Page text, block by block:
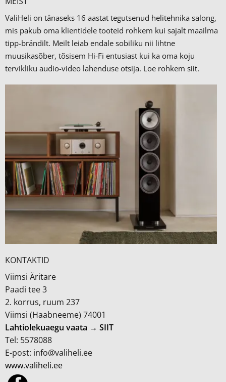
ValiHeli on tänaseks 16 aastat tegutsenud helitehnika salong,
mis pakub oma klientidele tooteid rohkem kui sajalt maailma
tipp-brändilt. Meilt leiab endale sobiliku nii lihtne
muusikasõber, tõsisem Hi-Fi entusiast kui ka oma koju
tervikliku audio-video lahenduse otsija. Loe rohkem siit.
KONTAKTID
Viimsi Äritare
Paadi tee 3
2. korrus, ruum 237
Viimsi (Haabneeme) 74001
Lahtiolekuaegu vaata → SIIT
Tel: 5578088
E-post: info@valiheli.ee
www.valiheli.ee